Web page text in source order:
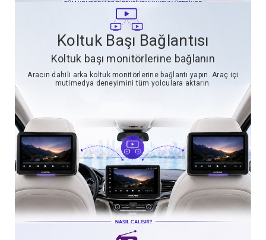
Koltuk Başı Bağlantısı
Koltuk başı monitörlerine bağlanın
Aracın dahili arka koltuk monitörlerine bağlantı yapın. Araç içi
mutimedya deneyimini tüm yolculara aktarın.